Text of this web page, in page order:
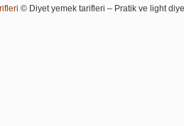
© Diyet yemek tarifleri – Pratik ve light